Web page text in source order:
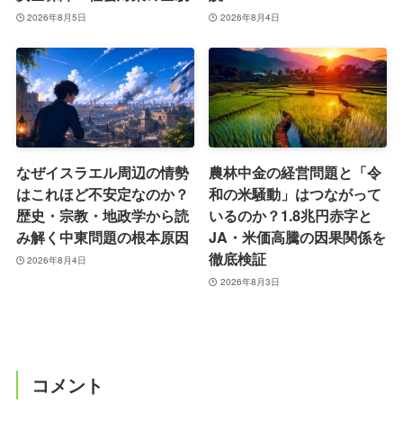
2026年8月5日 2026年8月4日
なぜイスラエル周辺の情勢
はこれほど不安定なのか？
歴史・宗教・地政学から読
み解く中東問題の根本原因
2026年8月4日
農林中金の経営問題と「令
和の米騒動」はつながって
いるのか？1.8兆円赤字と
JA・米価高騰の因果関係を
徹底検証
2026年8月3日
コメント